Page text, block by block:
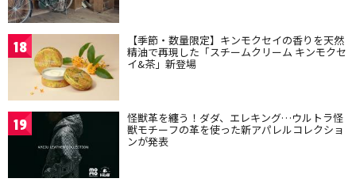
18 【季節・数量限定】キンモクセイの香りを天然
精油で再現した「スチームクリーム キンモクセ
イ&茶」新登場
19 怪獣革を纏う！ダダ、エレキング…ウルトラ怪
獣モチーフの革を使った新アパレルコレクショ
ンが発表